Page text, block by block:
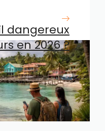
dangereux
en 2026 ?